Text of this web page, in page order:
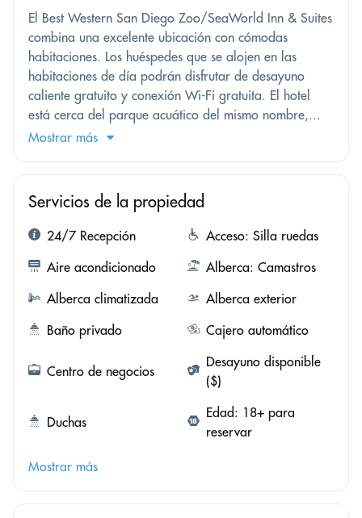
El Best Western San Diego Zoo/SeaWorld Inn & Suites
combina una excelente ubicación con cómodas
habitaciones. Los huéspedes que se alojen en las
habitaciones de día podrán disfrutar de desayuno
caliente gratuito y conexión Wi-Fi gratuita. El hotel
está cerca del parque acuático del mismo nombre,...
Mostrar más
Servicios de la propiedad
24/7 Recepción
Acceso: Silla ruedas
Aire acondicionado
Alberca: Camastros
Alberca climatizada
Alberca exterior
Baño privado
Cajero automático
Centro de negocios
Desayuno disponible
($)
Duchas
Edad: 18+ para
reservar
Mostrar más